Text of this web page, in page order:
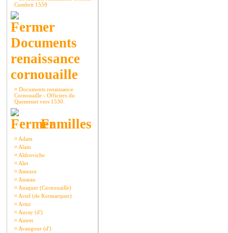
Combrit 1559
Documents
renaissance
cornouaille
¤ Documents renaissance
Cornouaille - Officiers du
Quemenet vers 1530.
Familles
¤ Adam
¤ Alain
¤ Aldroviche
¤ Alet
¤ Amezre
¤ Anseau
¤ Ansquer (Cornouaille)
¤ Arrel (de Kermarquer)
¤ Artur
¤ Auray (d')
¤ Autret
¤ Avaugour (d')